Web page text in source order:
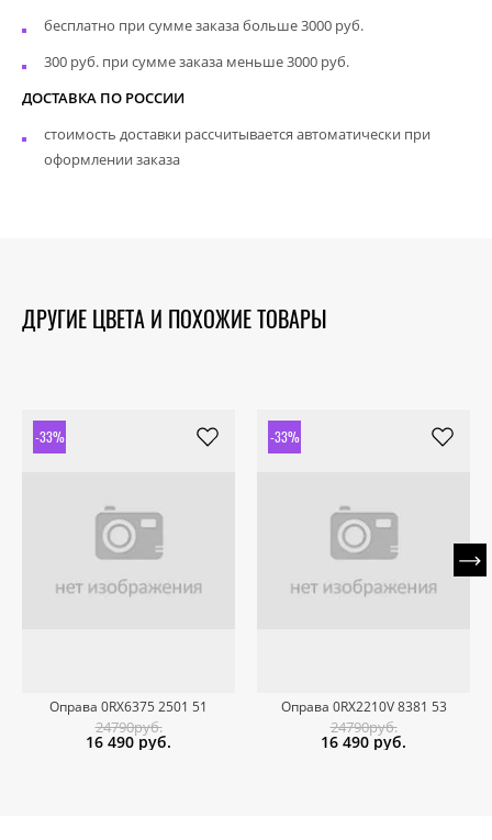
бесплатно при сумме заказа больше 3000 руб.
300 руб. при сумме заказа меньше 3000 руб.
ДОСТАВКА ПО РОССИИ
стоимость доставки рассчитывается автоматически при
оформлении заказа
ДРУГИЕ ЦВЕТА И ПОХОЖИЕ ТОВАРЫ
-33%
Оправа 0RX6375 2501 51
24790руб.
16 490 руб.
-33%
Оправа 0RX2210V 8381 53
24790руб.
16 490 руб.